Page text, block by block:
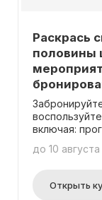
Раскрась
половины
включая:
подвесному
до 50% на
акции вы
до 10
Открыть